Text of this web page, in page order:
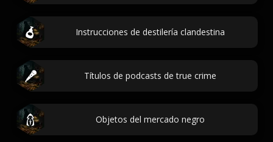
Instrucciones de destilería clandestina
Títulos de podcasts de true crime
Objetos del mercado negro